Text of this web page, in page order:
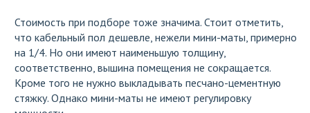
Стоимость при подборе тоже значима. Стоит отметить,
что кабельный пол дешевле, нежели мини-маты, примерно
на 1/4. Но они имеют наименьшую толщину,
соответственно, вышина помещения не сокращается.
Кроме того не нужно выкладывать песчано-цементную
стяжку. Однако мини-маты не имеют регулировку